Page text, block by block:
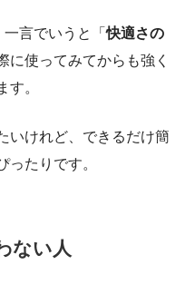
一言でいうと「快適さの
に使ってみてからも強く
す。
いけれど、できるだけ簡
ったりです。
ない人